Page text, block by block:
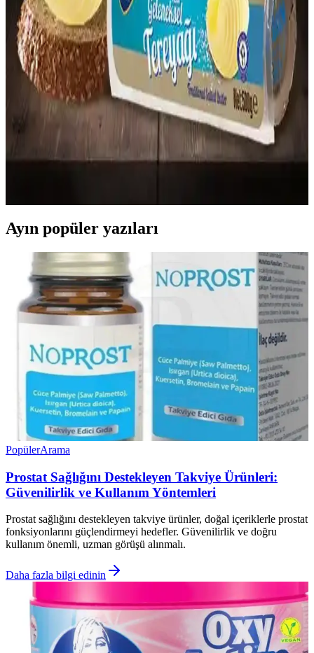
Laz Kızı Tereyağı: Geleneksel ve Doğal Üretimle
Sağlıklı Tereyağı Seçenekleri
Laz Kızı tereyağı, Karadeniz bölgesinde geleneksel yöntemlerle
üretilen, katkısız ve doğal içeriklerle hazırlanan sağlıklı bir
tereyağıdır. Mutfakta ve sağlıkta tercih edilen bu ürün, saf ve lezzetli
yapısıyla öne çıkar.
Tuzlu Tereyağı: Geleneksel Hediye Seçenekleri ve
Kullanım İpuçları
Tuzlu tereyağı, doğal ve el yapımı olmasıyla geleneksel hediye
Ayın popüler yazıları
PopülerArama
Prostat Sağlığını Destekleyen Takviye Ürünleri:
Güvenilirlik ve Kullanım Yöntemleri
Prostat sağlığını destekleyen takviye ürünler, doğal içeriklerle prostat
fonksiyonlarını güçlendirmeyi hedefler. Güvenilirlik ve doğru
kullanım önemli, uzman görüşü alınmalı.
Daha fazla bilgi edinin